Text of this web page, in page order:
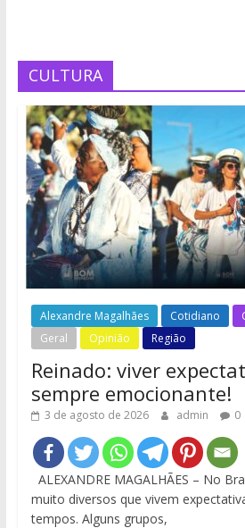
CULTURA
Alexandre Magalhães Cotidiano
Geral
Opinião Região
Reinado: viver
sempre emocionante!
3 de agosto de 2026 admin 0
ALEXANDRE MAGALHÃES – No
muito diversos que vivem
tempos. Alguns grupos,